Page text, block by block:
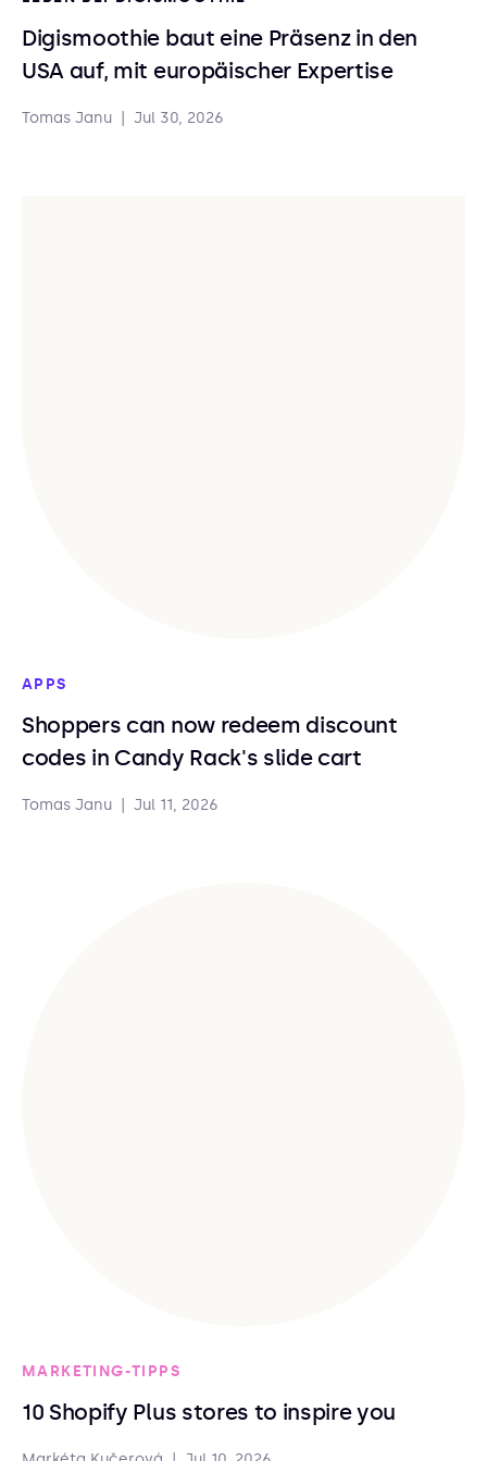
Digismoothie baut eine Präsenz in den
USA auf, mit europäischer Expertise
Tomas Janu Jul 30, 2026
APPS
Shoppers can now redeem discount
codes in Candy Rack's slide cart
Tomas Janu Jul 11, 2026
MARKETING-TIPPS
10 Shopify Plus stores to inspire you